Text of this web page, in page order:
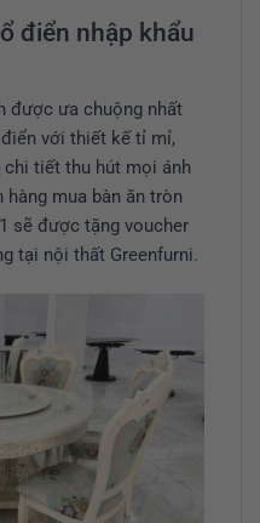
điển nhập khẩu
được ưa chuộng nhất
với thiết kế tỉ mỉ,
tiết thu hút mọi ánh
mua bàn ăn tròn
sẽ được tặng voucher
tại nội thất Greenfurni.